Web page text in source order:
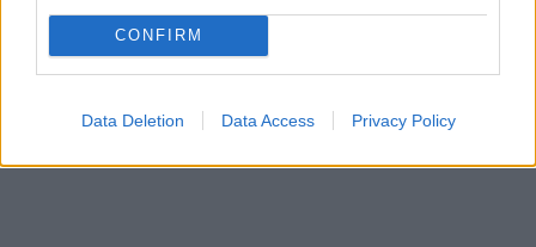
CONFIRM
Data Deletion Data Access Privacy Policy
Prisijungti komentatoriams